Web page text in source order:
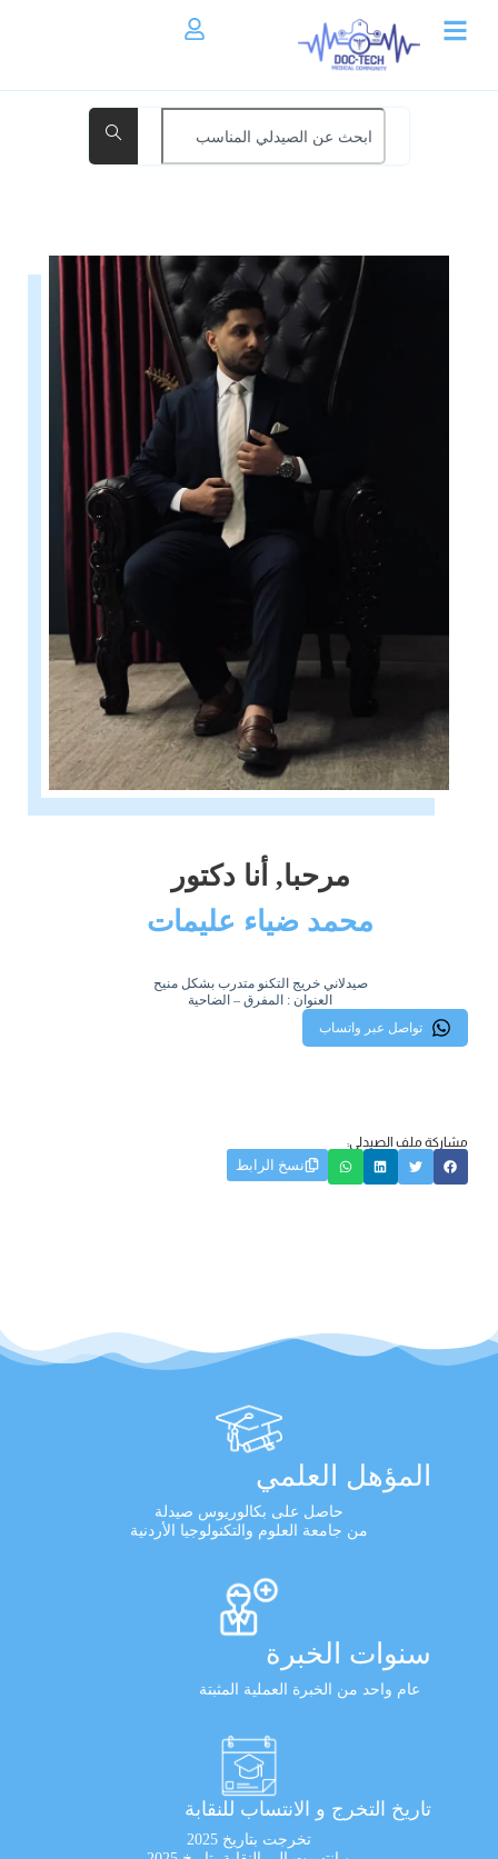
مرحبا, أنا دكتور
محمد ضياء عليمات
صيدلاني خريج التكنو متدرب بشكل منيح
العنوان : المفرق – الضاحية
تواصل عبر واتساب
مشاركة ملف الصيدلي:
نسخ الرابط
المؤهل العلمي
حاصل على بكالوريوس صيدلة
من جامعة العلوم والتكنولوجيا الأردنية
سنوات الخبرة
عام واحد من الخبرة العملية المثبتة
تاريخ التخرج و الانتساب للنقابة
تخرجت بتاريخ 2025